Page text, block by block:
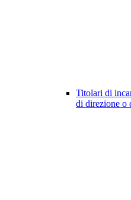
Titolari di
di direzione o